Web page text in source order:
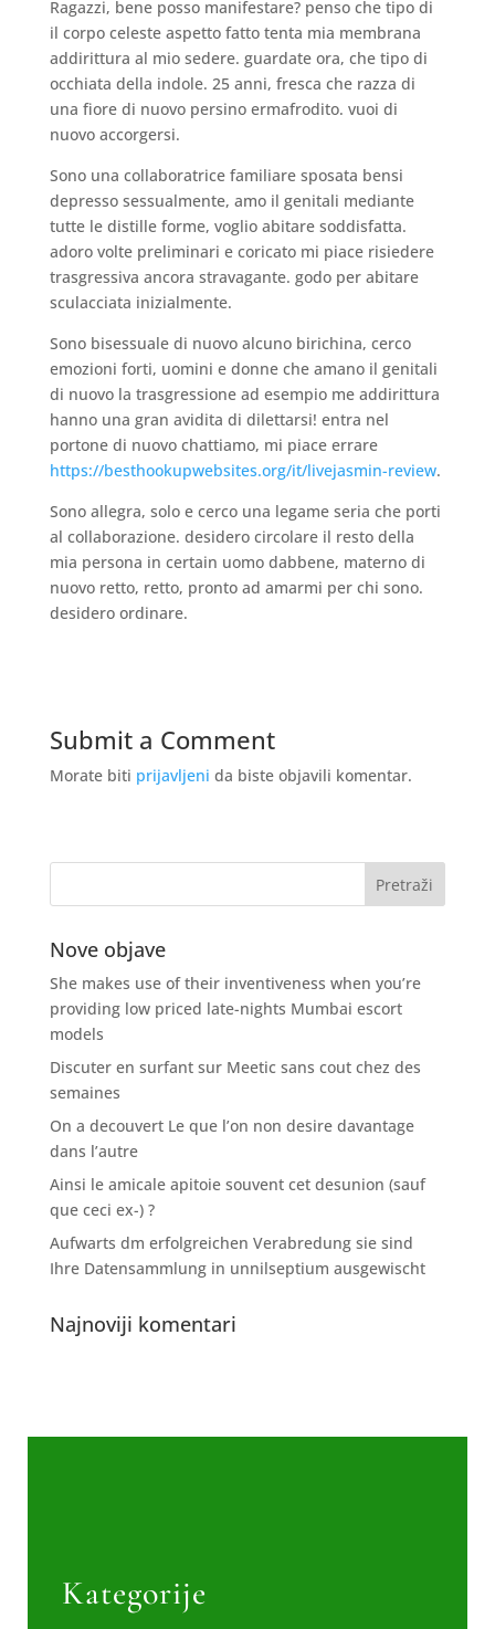
Ragazzi, bene posso manifestare? penso che tipo di
il corpo celeste aspetto fatto tenta mia membrana
addirittura al mio sedere. guardate ora, che tipo di
occhiata della indole. 25 anni, fresca che razza di
una fiore di nuovo persino ermafrodito. vuoi di
nuovo accorgersi.
Sono una collaboratrice familiare sposata bensi
depresso sessualmente, amo il genitali mediante
tutte le distille forme, voglio abitare soddisfatta.
adoro volte preliminari e coricato mi piace risiedere
trasgressiva ancora stravagante. godo per abitare
sculacciata inizialmente.
Sono bisessuale di nuovo alcuno birichina, cerco
emozioni forti, uomini e donne che amano il genitali
di nuovo la trasgressione ad esempio me addirittura
hanno una gran avidita di dilettarsi! entra nel
portone di nuovo chattiamo, mi piace errare
https://besthookupwebsites.org/it/livejasmin-review.
Sono allegra, solo e cerco una legame seria che porti
al collaborazione. desidero circolare il resto della
mia persona in certain uomo dabbene, materno di
nuovo retto, retto, pronto ad amarmi per chi sono.
desidero ordinare.
Submit a Comment
Morate biti prijavljeni da biste objavili komentar.
Nove objave
She makes use of their inventiveness when you’re
providing low priced late-nights Mumbai escort
models
Discuter en surfant sur Meetic sans cout chez des
semaines
On a decouvert Le que l’on non desire davantage
dans l’autre
Ainsi le amicale apitoie souvent cet desunion (sauf
que ceci ex-) ?
Aufwarts dm erfolgreichen Verabredung sie sind
Ihre Datensammlung in unnilseptium ausgewischt
Najnoviji komentari
Kategorije